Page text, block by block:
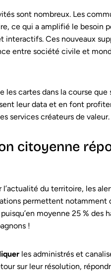
sont nombreux. Les
ce qui a amplifié le besoin
interactifs. Ces nouveaux
entre société civile et
cartes dans la course que
leur data et en font
services créateurs de valeur.
citoyenne
l’actualité du territoire, les
permettent notamment
moyenne 25 % des
!
les administrés et
sur leur résolution,